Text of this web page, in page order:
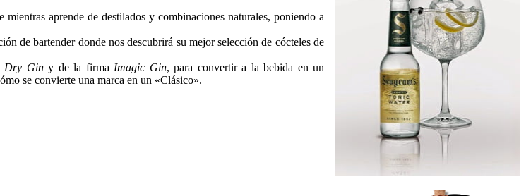
mientras aprende de destilados y combinaciones naturales, poniendo a
de bartender donde nos descubrirá su mejor selección de cócteles de
Dry Giny de la firma Imagic Gin, para convertir a la bebida en un
se convierte una marca en un «Clásico».